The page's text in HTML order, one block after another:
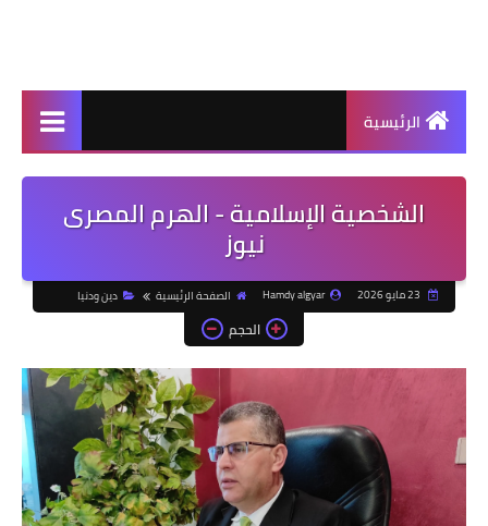
الرئيسية
الشخصية الإسلامية - الهرم المصرى
نيوز
Hamdy algyar الصفحة الرئيسية دين ودنيا
الحجم